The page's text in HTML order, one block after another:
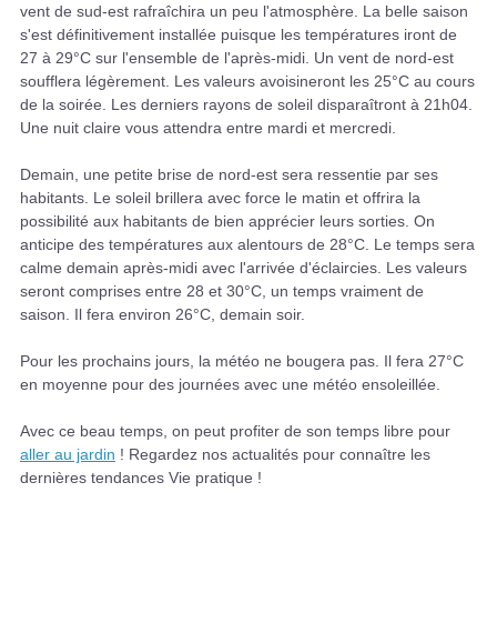
vent de sud-est rafraîchira un peu l'atmosphère. La belle saison
s'est définitivement installée puisque les températures iront de
27 à 29°C sur l'ensemble de l'après-midi. Un vent de nord-est
soufflera légèrement. Les valeurs avoisineront les 25°C au cours
de la soirée. Les derniers rayons de soleil disparaîtront à 21h04.
Une nuit claire vous attendra entre mardi et mercredi.
Demain, une petite brise de nord-est sera ressentie par ses
habitants. Le soleil brillera avec force le matin et offrira la
possibilité aux habitants de bien apprécier leurs sorties. On
anticipe des températures aux alentours de 28°C. Le temps sera
calme demain après-midi avec l'arrivée d'éclaircies. Les valeurs
seront comprises entre 28 et 30°C, un temps vraiment de
saison. Il fera environ 26°C, demain soir.
Pour les prochains jours, la météo ne bougera pas. Il fera 27°C
en moyenne pour des journées avec une météo ensoleillée.
Avec ce beau temps, on peut profiter de son temps libre pour
aller au jardin ! Regardez nos actualités pour connaître les
dernières tendances Vie pratique !